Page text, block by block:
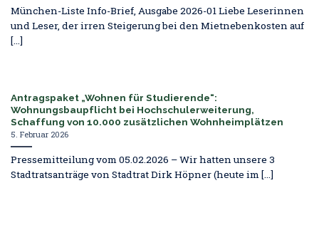
München-Liste Info-Brief, Ausgabe 2026-01 Liebe Leserinnen
und Leser, der irren Steigerung bei den Mietnebenkosten auf
[...]
Antragspaket „Wohnen für Studierende“:
Wohnungsbaupflicht bei Hochschulerweiterung,
Schaffung von 10.000 zusätzlichen Wohnheimplätzen
5. Februar 2026
Pressemitteilung vom 05.02.2026 – Wir hatten unsere 3
Stadtratsanträge von Stadtrat Dirk Höpner (heute im [...]